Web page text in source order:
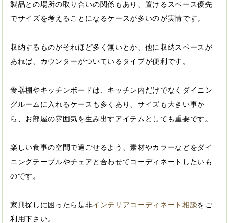
製品との場所の取り合いの関係もあり、置けるスペース優先
でサイズを考えることになるケースが多いのが実情です。
収納するものがそれほど多く無いとか、他に収納スペースが
あれば、カウンターがついているタイプが便利です。
食器棚やキッチンボードは、キッチン内だけでなくダイニン
グルームに入れるケースも多くあり、サイズも大きい事か
ら、お部屋の雰囲気を生み出すアイテムとしても重要です。
楽しい食事の空間で過ごせるよう、素材やカラーなどをダイ
ニングテーブルやチェアと合わせてコーディネートしたいも
のです。
家具探しに困ったら是非インテリアコーディネート相談をご
利用下さい。